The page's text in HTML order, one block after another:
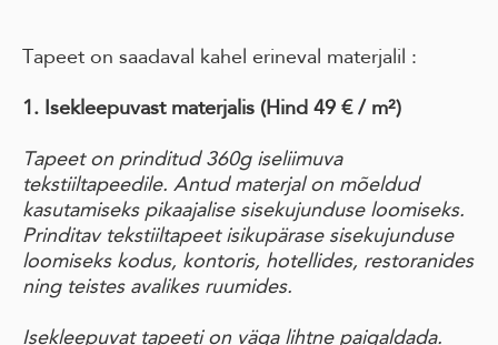
Tapeet on saadaval kahel erineval materjalil :
1. Isekleepuvast materjalis (Hind 49 € / m²)
Tapeet on prinditud 360g iseliimuva
tekstiiltapeedile. Antud materjal on mõeldud
kasutamiseks pikaajalise sisekujunduse loomiseks.
Prinditav tekstiiltapeet isikupärase sisekujunduse
loomiseks kodus, kontoris, hotellides, restoranides
ning teistes avalikes ruumides.
Isekleepuvat tapeeti on väga lihtne paigaldada.